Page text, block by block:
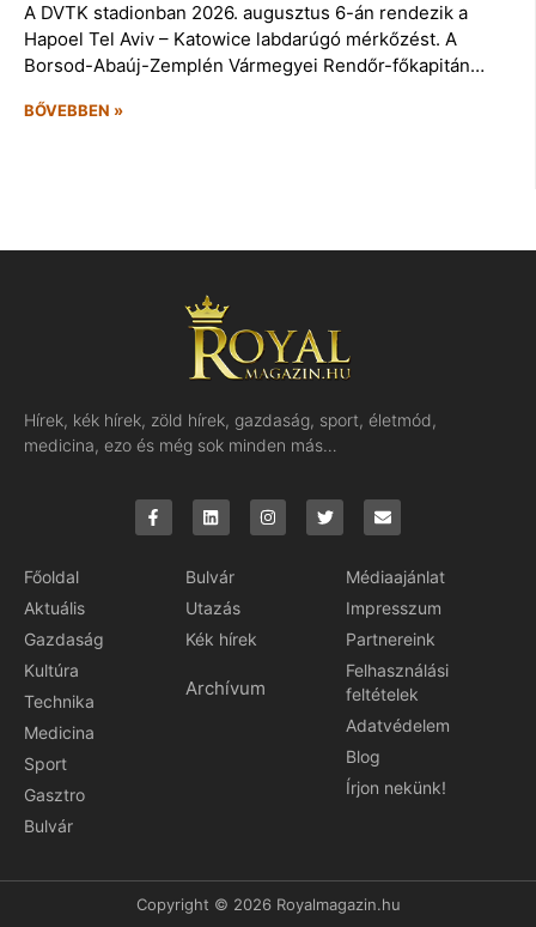
A DVTK stadionban 2026. augusztus 6-án rendezik a
Hapoel Tel Aviv – Katowice labdarúgó mérkőzést. A
Borsod-Abaúj-Zemplén Vármegyei Rendőr-főkapitán…
BŐVEBBEN »
Hírek, kék hírek, zöld hírek, gazdaság, sport, életmód,
medicina, ezo és még sok minden más…
Főoldal
Aktuális
Gazdaság
Kultúra
Technika
Medicina
Sport
Gasztro
Bulvár
Bulvár
Utazás
Kék hírek
Archívum
Médiaajánlat
Impresszum
Partnereink
Felhasználási
feltételek
Adatvédelem
Blog
Írjon nekünk!
Copyright © 2026 Royalmagazin.hu